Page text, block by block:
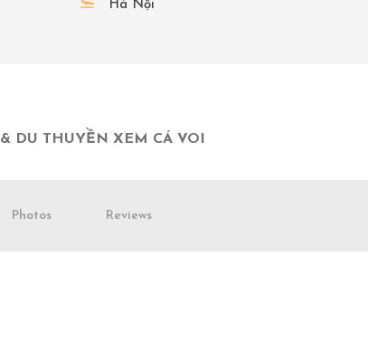
Hà Nội
& DU THUYỀN XEM CÁ VOI
Photos Reviews